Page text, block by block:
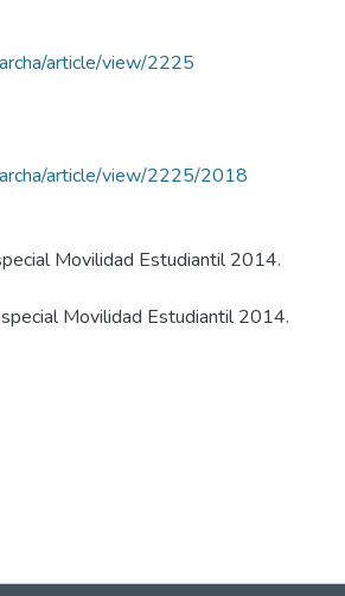
article/view/2225
article/view/2225/2018
Movilidad Estudiantil 2014.
Movilidad Estudiantil 2014.